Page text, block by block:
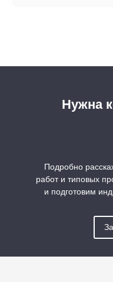
Нужна
Подробно
работ и типовых
и подготовим